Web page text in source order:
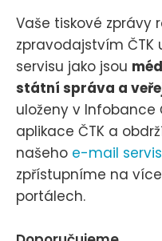
Vaše tiskové zprávy
zpravodajstvím
servisu jako jsou
státní správa a
uloženy v Infobance
aplikace ČTK a
našeho e-mail
zpřístupníme na
portálech.